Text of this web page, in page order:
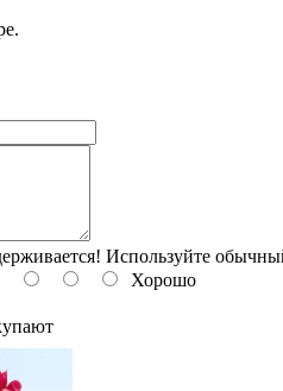
Используйте
Хорошо